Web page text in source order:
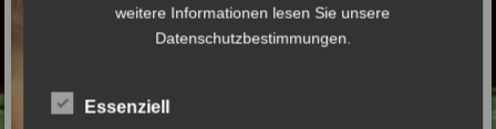
weitere Informationen lesen Sie unsere
Datenschutzbestimmungen.
Essenziell